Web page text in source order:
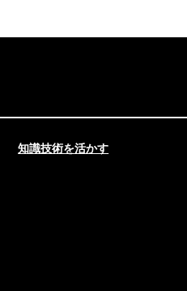
知識技術を活かす